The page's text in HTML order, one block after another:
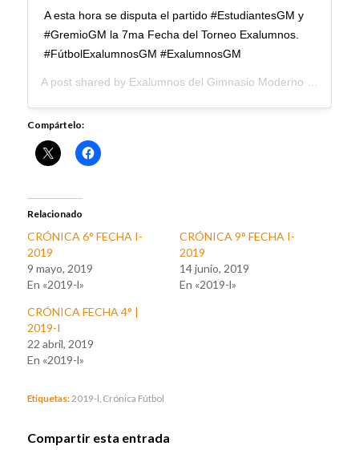
A esta hora se disputa el partido #EstudiantesGM y
#GremioGM la 7ma Fecha del Torneo Exalumnos.
#FútbolExalumnosGM #ExalumnosGM
A post shared by Exalumnos del Gimnasio Moderno
Compártelo:
Relacionado
CRÓNICA 6° FECHA I-
2019
9 mayo, 2019
En «2019-l»
CRÓNICA 9° FECHA I-
2019
14 junio, 2019
En «2019-l»
CRÓNICA FECHA 4° |
2019-I
22 abril, 2019
En «2019-l»
Etiquetas: 2019-l Crónica Fútbol
Compartir esta entrada